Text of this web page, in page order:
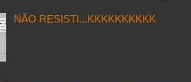
NÃO RESISTI...KKKKKKKKKK